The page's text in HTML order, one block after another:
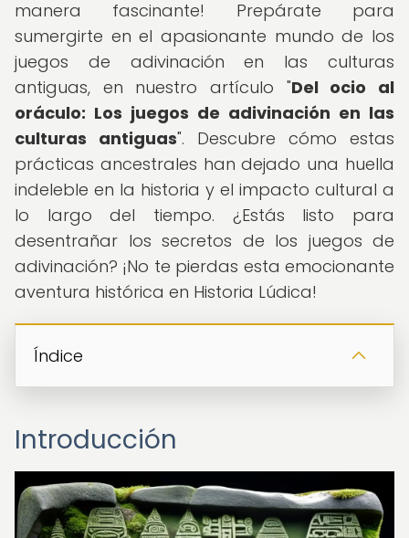
manera fascinante! Prepárate para
sumergirte en el apasionante mundo de los
juegos de adivinación en las culturas
antiguas, en nuestro artículo "Del ocio al
oráculo: Los juegos de adivinación en las
culturas antiguas". Descubre cómo estas
prácticas ancestrales han dejado una huella
indeleble en la historia y el impacto cultural a
lo largo del tiempo. ¿Estás listo para
desentrañar los secretos de los juegos de
adivinación? ¡No te pierdas esta emocionante
aventura histórica en Historia Lúdica!
Índice
Introducción